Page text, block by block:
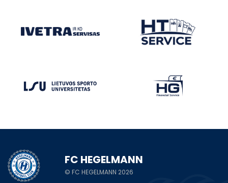
FC HEGELMANN
© FC HEGELMANN 2026